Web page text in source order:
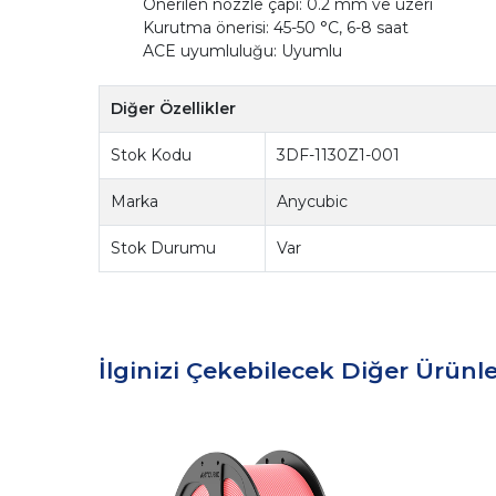
Önerilen nozzle çapı: 0.2 mm ve üzeri
Kurutma önerisi: 45-50 °C, 6-8 saat
ACE uyumluluğu: Uyumlu
Diğer Özellikler
Stok Kodu 3DF-1130Z1-001
Marka Anycubic
Stok Durumu Var
İlginizi Çekebilecek Diğer